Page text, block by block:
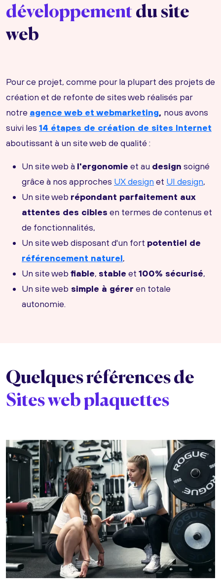
développement du site
web
Pour ce projet, comme pour la plupart des projets de
création et de refonte de sites web réalisés par
notre agence web et webmarketing, nous avons
suivi les 14 étapes de création de sites Internet
aboutissant à un site web de qualité :
Un site web à l'ergonomie et au design soigné
grâce à nos approches UX design et UI design,
Un site web répondant parfaitement aux
attentes des cibles en termes de contenus et
de fonctionnalités,
Un site web disposant d'un fort potentiel de
référencement naturel,
Un site web fiable, stable et 100% sécurisé,
Un site web simple à gérer en totale
autonomie.
Quelques références de
Sites web plaquettes